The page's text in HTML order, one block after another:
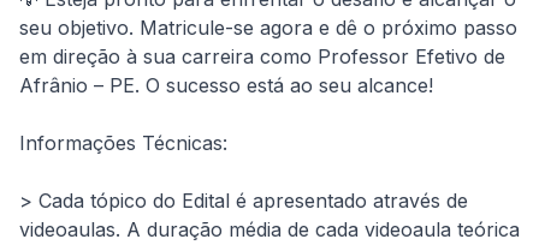
seu objetivo. Matricule-se agora e dê o próximo passo
em direção à sua carreira como Professor Efetivo de
Afrânio – PE. O sucesso está ao seu alcance!
Informações Técnicas:
> Cada tópico do Edital é apresentado através de
videoaulas. A duração média de cada videoaula teórica